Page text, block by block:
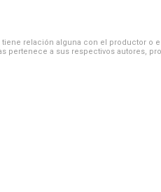
relación alguna con el productor o
pertenece a sus respectivos autores,